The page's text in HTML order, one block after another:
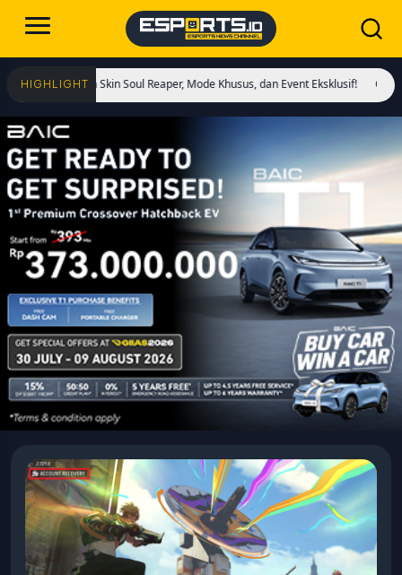
HIGHLIGHT
Skin Soul Reaper, Mode Khusus, dan Event Eksklusif! Cristiano